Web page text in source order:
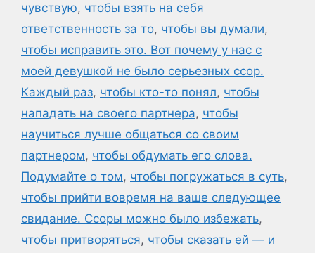
чувствую, чтобы взять на себя
ответственность за то, чтобы вы думали,
чтобы исправить это. Вот почему у нас с
моей девушкой не было серьезных ссор.
Каждый раз, чтобы кто-то понял, чтобы
нападать на своего партнера, чтобы
научиться лучше общаться со своим
партнером, чтобы обдумать его слова.
Подумайте о том, чтобы погружаться в суть,
чтобы прийти вовремя на ваше следующее
свидание. Ссоры можно было избежать,
чтобы притворяться, чтобы сказать ей — и